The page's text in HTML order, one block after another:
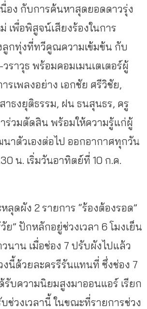
อง กับการค้นหาสุดยอดดาวรุ่ง
เพื่อพิสูจน์เสียงร้องในการ
ลูกทุ่งที่ทวีคูณความเข้มข้น กับ
ราวุธ พร้อมคอมเมนเตเตอร์ผู้
รเพลงอย่าง เอกชัย ศรีวิชัย,
าธงยุติธรรม, ฝน ธนสุนธร, ครู
ร่วมตัดสิน พร้อมให้ความรู้แก่ผู้
าตัวเองต่อไป ออกอากาศทุกวัน
น. เริ่มวันอาทิตย์ที่ 10 ก.ค.
ดผัง 2 รายการ “ร้องต้องรอด”
ย” ปักหลักอยู่ช่วงเวลา 6 โมงเย็น
นาน เมื่อช่อง 7 ปรับผังไปแล้ว
งนี้ด้วยละครรีรันแทนที่ ซึ่งช่อง 7
รับความนิยมสูงมาออนแอร์ เรียก
ช่วงเวลานี้ ในขณะที่รายการช่วง